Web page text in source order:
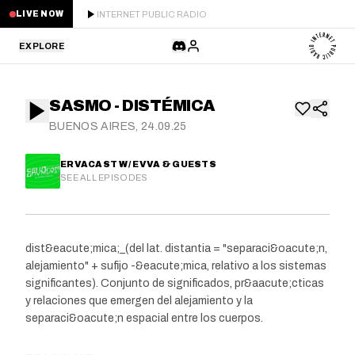
LIVE NOW INTERNET PUBLIC RADIO
EXPLORE
STAFF PICKS
RESIDENTS
SCHEDULE
NEWS
SASMO - DISTÉMICA
BUENOS AIRES, 24.09.25
ERVACAST W/ EVVA & GUESTS
SEE ALL EPISODES
dist&eacute;mica;_(del lat. distantia = "separaci&oacute;n,
alejamiento" + sufijo -&eacute;mica, relativo a los sistemas
significantes). Conjunto de significados, pr&aacute;cticas
y relaciones que emergen del alejamiento y la
separaci&oacute;n espacial entre los cuerpos.